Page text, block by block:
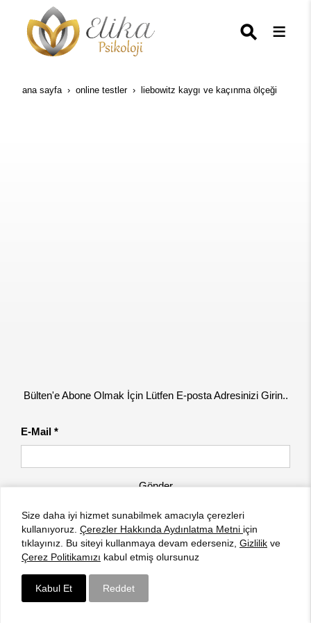
ana sayfa online testler liebowitz kaygı ve kaçınma ölçeği
Size daha iyi hizmet sunabilmek amacıyla çerezleri
kullanıyoruz. Çerezler Hakkında Aydınlatma Metni için
tıklayınız. Bu siteyi kullanmaya devam ederseniz, Gizlilik ve
Çerez Politikamızı kabul etmiş olursunuz
Kabul Et Reddet
Bülten'e Abone Olmak İçin Lütfen E-posta Adresinizi Girin..
E-Mail *
Gönder